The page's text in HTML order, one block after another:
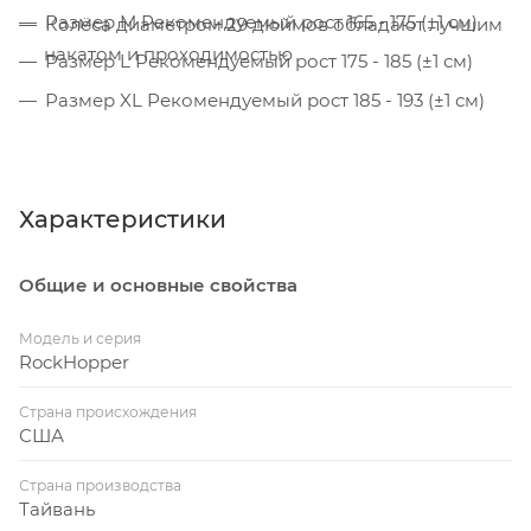
Колёса диаметром 29 дюймов обладают лучшим
накатом и проходимостью
Размер M Рекомендуемый рост 165 - 175 (±1 см)
Размер L Рекомендуемый рост 175 - 185 (±1 см)
Размер XL Рекомендуемый рост 185 - 193 (±1 см)
Характеристики
Общие и основные свойства
Модель и серия
RockHopper
Страна происхождения
США
Страна производства
Тайвань